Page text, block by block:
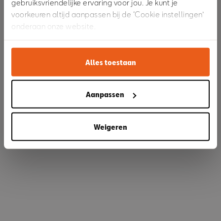
gebruiksvriendelijke ervaring voor jou. Je kunt je
voorkeuren altijd aanpassen bij de ‘Cookie instellingen’
onderaan onze website.
Alles toestaan
Aanpassen
Weigeren